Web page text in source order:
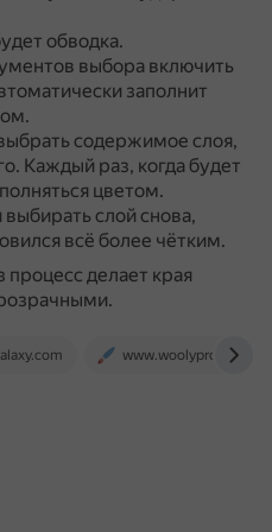
обводка.
выбора включить
заполнит
содержимое слоя,
Каждый раз, когда будет
цветом.
слой снова,
всё более чётким.
делает края
www.woolypronto.com